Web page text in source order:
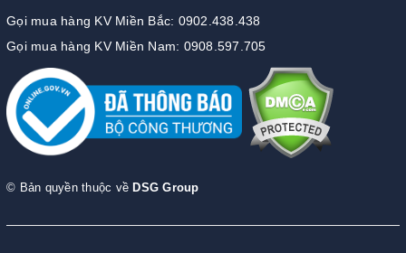
Gọi mua hàng KV Miền Bắc: 0902.438.438
Gọi mua hàng KV Miền Nam: 0908.597.705
© Bản quyền thuộc về DSG Group